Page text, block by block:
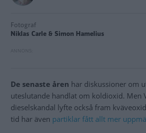
Fotograf
Niklas Carle & Simon Hamelius
De senaste åren har diskussioner om
uteslutande handlat om koldioxid. Men
dieselskandal lyfte också fram
tid har även partiklar fått allt mer